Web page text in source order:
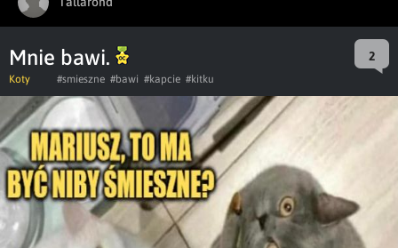
Mnie bawi. 2
Koty #smieszne #bawi #kapcie #kitku